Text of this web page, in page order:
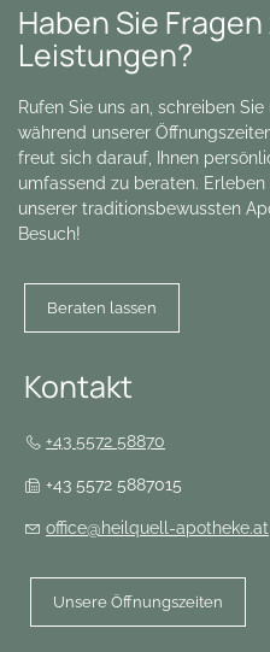
Haben Sie
Leistungen?
Rufen Sie uns an, schreiben
während unserer
freut sich darauf, Ihnen
umfassend zu beraten.
unserer traditionsbewussten
Besuch!
Beraten lassen
Kontakt
+43 5572 58870
+43 5572 5887015
office@heilquell-apotheke.at
Unsere Öffnungszeiten